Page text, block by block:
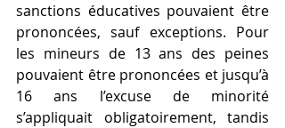
sanctions éducatives pouvaient être
prononcées, sauf exceptions. Pour
les mineurs de 13 ans des peines
pouvaient être prononcées et jusqu’à
16 ans l’excuse de minorité
s’appliquait obligatoirement, tandis